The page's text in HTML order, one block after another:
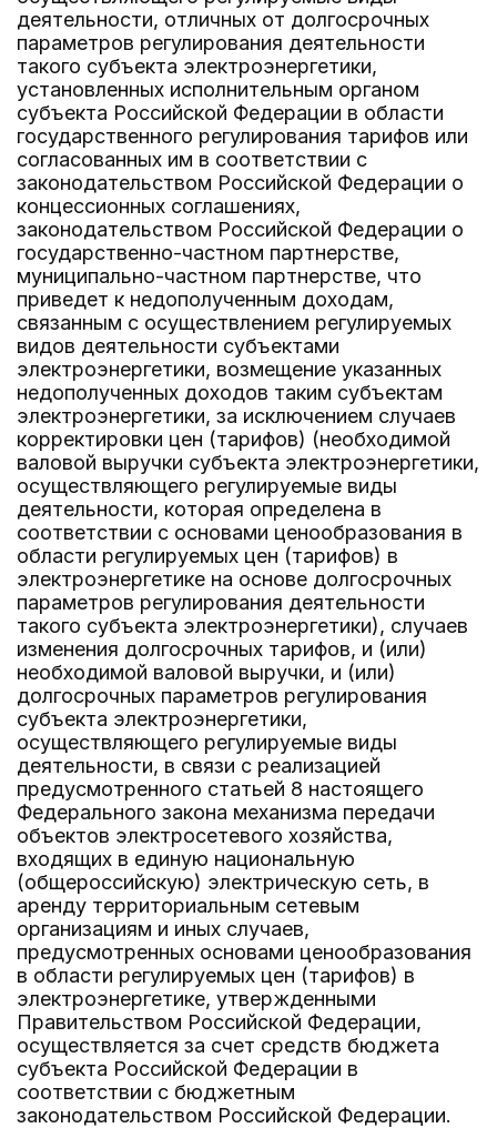
деятельности, отличных от долгосрочных
параметров регулирования деятельности
такого субъекта электроэнергетики,
установленных исполнительным органом
субъекта Российской Федерации в области
государственного регулирования тарифов или
согласованных им в соответствии с
законодательством Российской Федерации о
концессионных соглашениях,
законодательством Российской Федерации о
государственно-частном партнерстве,
муниципально-частном партнерстве, что
приведет к недополученным доходам,
связанным с осуществлением регулируемых
видов деятельности субъектами
электроэнергетики, возмещение указанных
недополученных доходов таким субъектам
электроэнергетики, за исключением случаев
корректировки цен (тарифов) (необходимой
валовой выручки субъекта электроэнергетики,
осуществляющего регулируемые виды
деятельности, которая определена в
соответствии с основами ценообразования в
области регулируемых цен (тарифов) в
электроэнергетике на основе долгосрочных
параметров регулирования деятельности
такого субъекта электроэнергетики), случаев
изменения долгосрочных тарифов, и (или)
необходимой валовой выручки, и (или)
долгосрочных параметров регулирования
субъекта электроэнергетики,
осуществляющего регулируемые виды
деятельности, в связи с реализацией
предусмотренного статьей 8 настоящего
Федерального закона механизма передачи
объектов электросетевого хозяйства,
входящих в единую национальную
(общероссийскую) электрическую сеть, в
аренду территориальным сетевым
организациям и иных случаев,
предусмотренных основами ценообразования
в области регулируемых цен (тарифов) в
электроэнергетике, утвержденными
Правительством Российской Федерации,
осуществляется за счет средств бюджета
субъекта Российской Федерации в
соответствии с бюджетным
законодательством Российской Федерации.